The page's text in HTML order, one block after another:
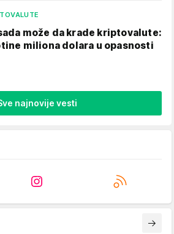
može da krade kriptovalute:
miliona dolara u opasnosti
najnovije vesti